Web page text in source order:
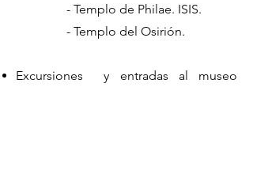
- Templo de Philae. ISIS.
- Templo del Osirión.
Excursiones y entradas al museo